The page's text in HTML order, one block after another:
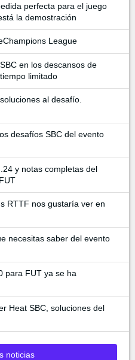
perfecta para el juego
la demostración
League
en los descansos de
limitado
al desafío.
desafíos SBC del evento
y notas completas del
RTTF nos gustaría ver en
necesitas saber del evento
para FUT ya se ha
Heat SBC, soluciones del
noticias